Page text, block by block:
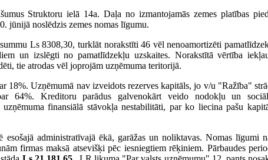
Struktoru ielā 14a. Daļa no izmantojamās zemes platības
jūnijā noslēdzis zemes nomas līgumu.
Ls 8308,30, turklāt norakstīti 46 vēl nenoamortizēti
un izslēgti no pamatlīdzekļu uzskaites. Norakstītā vērtība
tie atrodas vēl joprojām uzņēmuma teritorijā.
18%. Uzņēmumā nav izveidots rezerves kapitāls, jo v/u "Ražība"
64%. Kreditoru parādus galvenokārt veido nodokļu un
finansiālā stāvokļa nestabilitāti, par ko liecina pašu
administratīvajā ēkā, garāžas un noliktavas. Nomas līgumi
firmas maksā atsevišķi pēc iesniegtiem rēķiniem. Pārbaudes